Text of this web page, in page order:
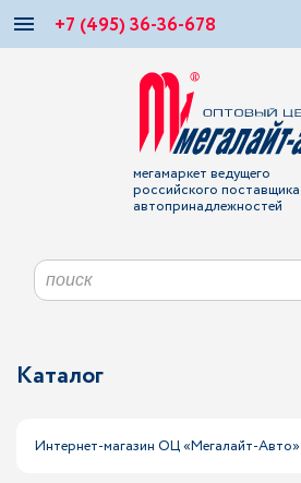
+7 (495) 36-36-678
мегамаркет ведущего
российского поставщика
автопринадлежностей
Каталог
Интернет-магазин ОЦ «Мегалайт-Авто»